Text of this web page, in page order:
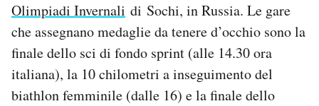
CALENDARIO
AREA PERSONALE
Olimpiadi Invernali di Sochi, in Russia. Le gare
che assegnano medaglie da tenere d’occhio sono la
finale dello sci di fondo sprint (alle 14.30 ora
italiana), la 10 chilometri a inseguimento del
biathlon femminile (dalle 16) e la finale dello